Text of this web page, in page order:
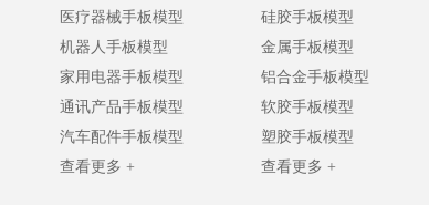
医疗器械手板模型
机器人手板模型
家用电器手板模型
通讯产品手板模型
汽车配件手板模型
查看更多 +
硅胶手板模型
金属手板模型
铝合金手板模型
软胶手板模型
塑胶手板模型
查看更多 +